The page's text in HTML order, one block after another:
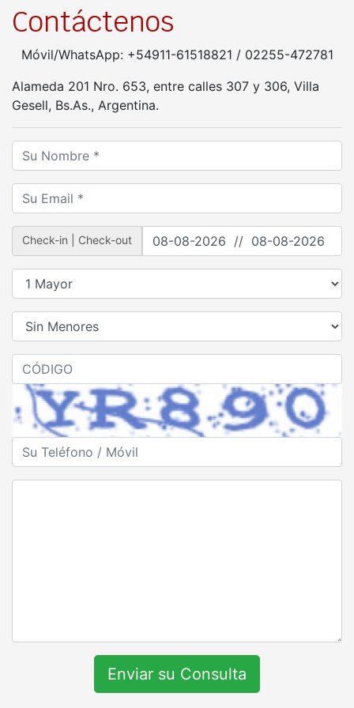
Contáctenos
Móvil/WhatsApp: +54911-61518821 / 02255-472781
Alameda 201 Nro. 653, entre calles 307 y 306, Villa
Gesell, Bs.As., Argentina.
Check-in | Check-out
Enviar su Consulta